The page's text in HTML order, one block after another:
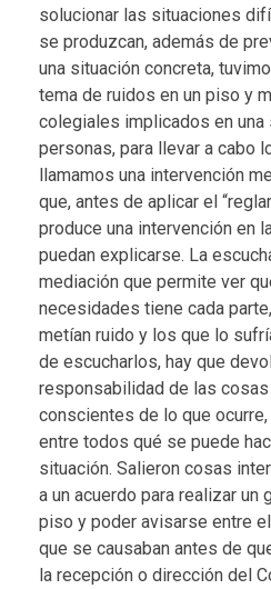
solucionar las situaciones
se produzcan, además de
una situación concreta,
tema de ruidos en un piso y
colegiales implicados en una
personas, para llevar a cabo
llamamos una intervención
que, antes de aplicar el
produce una intervención en
puedan explicarse. La
mediación que permite ver
necesidades tiene cada
metían ruido y los que lo
de escucharlos, hay que
responsabilidad de las
conscientes de lo que
entre todos qué se puede
situación. Salieron cosas
a un acuerdo para realizar un
piso y poder avisarse entre
que se causaban antes de
la recepción o dirección del